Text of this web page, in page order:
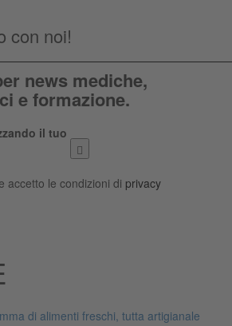
con noi!
news mediche,
e formazione.
il tuo
accetto le condizioni di privacy